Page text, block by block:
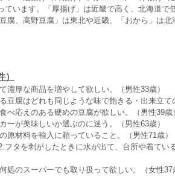
ています。「厚揚げ」は近畿で高く、北海道で
腐、高野豆腐」は東北や近畿、「おから」は北
濃厚な商品を増やして欲しい。（男性33歳）
豆腐はどれも同じような味で飽きる・出来立
べ応えのある硬めの豆腐が欲しい。（男性39歳
ーが美味しいか選ぶのに迷う。（男性63歳）
原材料を輸入に頼っていること。（男性71歳）
フタを剥がしたときに水が出て、台所や着てい
処のスーパーでも取り扱って欲しい。（女性37